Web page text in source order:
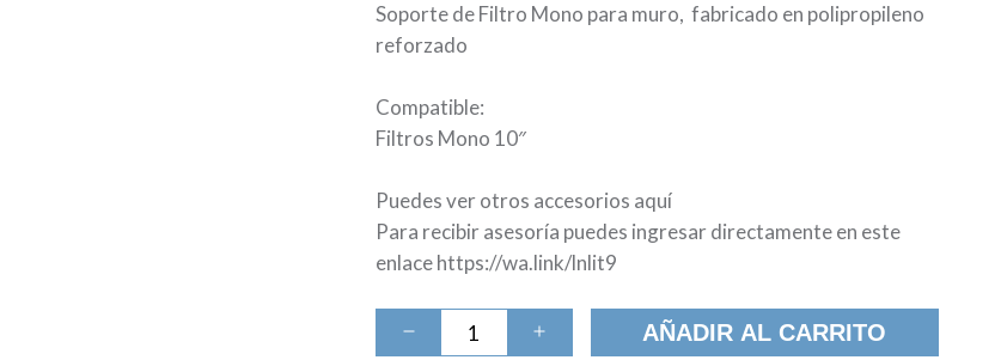
Soporte de Filtro Mono para muro, fabricado en polipropileno
reforzado
Compatible:
Filtros Mono 10″
Puedes ver otros accesorios aquí
Para recibir asesoría puedes ingresar directamente en este
enlacehttps://wa.link/lnlit9
Soporte
para
AÑADIR AL CARRITO